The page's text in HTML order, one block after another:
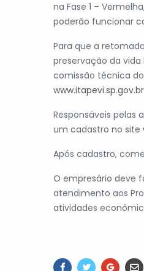
na Fase 1 –
poderão funcionar
Para que a
preservação da
comissão técnica
www.itapevi.sp.gov.br
Responsáveis pelas
um cadastro no site
Após cadastro,
O empresário deve
atendimento aos
atividades